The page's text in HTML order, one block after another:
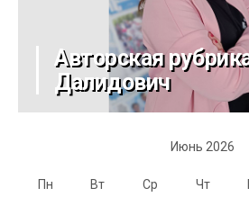
Авторская
Далидович
Июнь 2026
Пн Вт Ср Чт